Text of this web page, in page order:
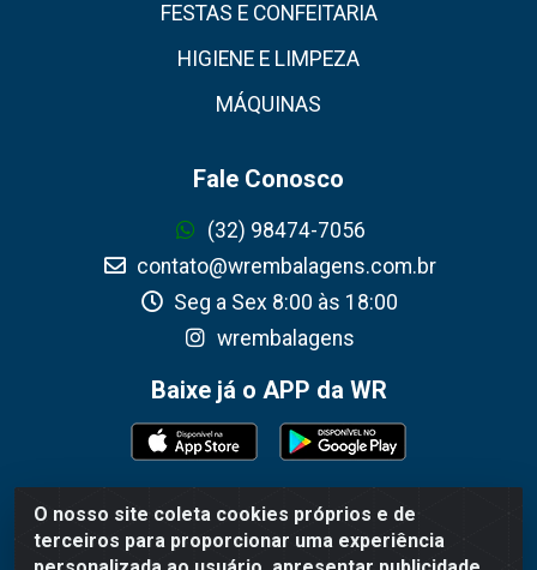
O nosso site coleta cookies próprios e de
terceiros para proporcionar uma experiência
FESTAS E CONFEITARIA
HIGIENE E LIMPEZA
MÁQUINAS
Fale Conosco
(32) 98474-7056
contato@wrembalagens.com.br
Seg a Sex 8:00 às 18:00
wrembalagens
Baixe já o APP da WR
WR Embalagens - R. Cel. Teodoro Gomes de Araújo, 1360 -
Grogotó - Barbacena / MG - CEP 36202-628 - CNPJ